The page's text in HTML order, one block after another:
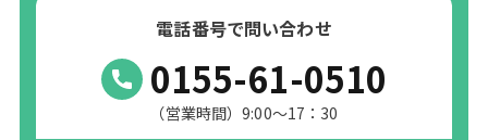
電話番号で問い合わせ
0155-61-0510
（営業時間）9:00～17：30